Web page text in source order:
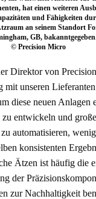
hat einen weiteren
und Fähigkeiten
an seinem Standort
GB,
© Precision Micro
Direktor von
mit unseren Lieferanten
diese neuen Anlagen
entwickeln und
automatisieren,
konsistenten
Ätzen ist häufig die
der
zur Nachhaltigkeit